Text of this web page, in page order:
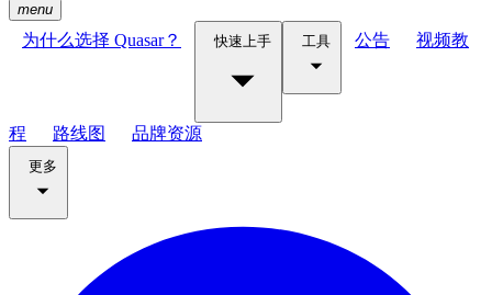
menu
为什么选择 Quasar？ 快速上手 工具 公告 视频教
程 路线图 品牌资源
更多